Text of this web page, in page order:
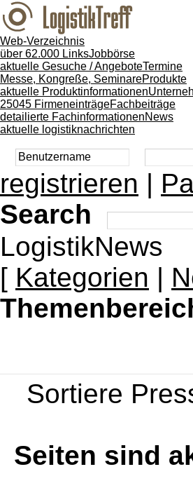
Web-Verzeichnis
über 62.000 LinksJobbörse
aktuelle Gesuche / AngeboteTermine
Messe, Kongreße, SeminareProdukte
aktuelle Produktinformationen
25045 FirmeneinträgeFachbeiträge
detailierte FachinformationenNews
aktuelle logistiknachrichten
registrieren |
Search
LogistikNews
[ Kategorien |
Sortiere
Seiten sind